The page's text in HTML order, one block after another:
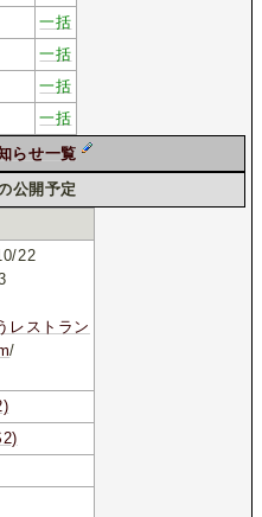
一括
一括
一括
一括
らせ一覧
公開予定
22
レストラン
/